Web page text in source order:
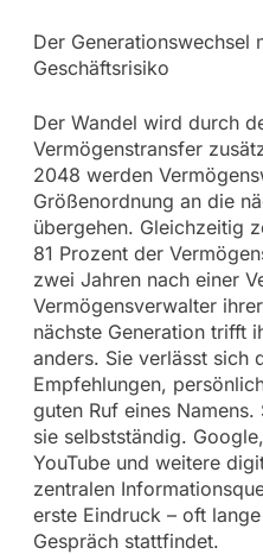
Der Generationswechsel
Geschäftsrisiko
Der Wandel wird durch
Vermögenstransfer
2048 werden
Größenordnung an die
übergehen. Gleichzeitig
81 Prozent der
zwei Jahren nach einer
Vermögensverwalter
nächste Generation trifft
anders. Sie verlässt sich
Empfehlungen,
guten Ruf eines
sie selbstständig.
YouTube und weitere
zentralen
erste Eindruck – oft
Gespräch stattfindet.